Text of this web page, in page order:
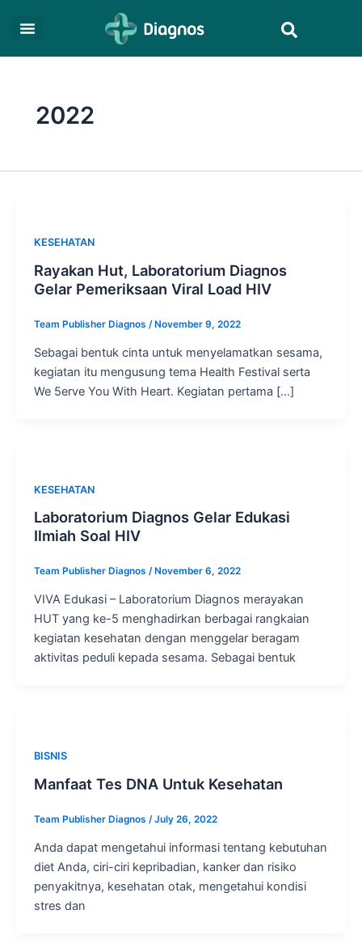
2022
KESEHATAN
Rayakan Hut, Laboratorium Diagnos
Gelar Pemeriksaan Viral Load HIV
Team Publisher Diagnos /November 9, 2022
Sebagai bentuk cinta untuk menyelamatkan sesama,
kegiatan itu mengusung tema Health Festival serta
We 5erve You With Heart. Kegiatan pertama […]
KESEHATAN
Laboratorium Diagnos Gelar Edukasi
Ilmiah Soal HIV
Team Publisher Diagnos / November 6, 2022
VIVA Edukasi – Laboratorium Diagnos merayakan
HUT yang ke-5 menghadirkan berbagai rangkaian
kegiatan kesehatan dengan menggelar beragam
aktivitas peduli kepada sesama. Sebagai bentuk
BISNIS
Manfaat Tes DNA Untuk Kesehatan
Team Publisher Diagnos /July 26, 2022
Anda dapat mengetahui informasi tentang kebutuhan
diet Anda, ciri-ciri kepribadian, kanker dan risiko
penyakitnya, kesehatan otak, mengetahui kondisi
stres dan
pagination